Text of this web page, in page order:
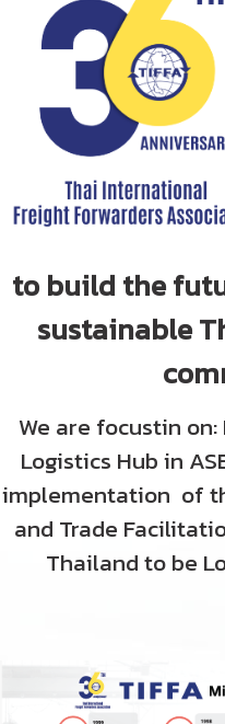
TIFFA MARK
กฎระเบียบ พระราชบัญ
วารสารสมาคมฯ
ลิงค์เว็บไซต์
ติดต่อเรา
to build the
sustainable
We are focustin
Logistics Hub in
implementation of
and Trade
Thailandto be